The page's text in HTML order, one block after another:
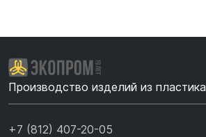
Производство изделий из пластика
+7 (812) 407-20-05